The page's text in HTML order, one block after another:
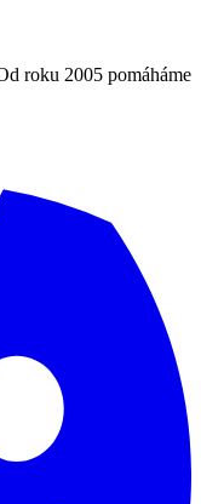
roku 2005 pomáháme